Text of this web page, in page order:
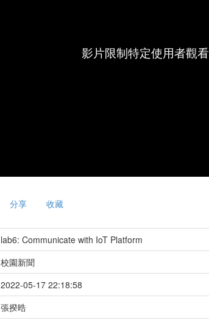
影片限制特定使用者觀
分享 收藏
lab6: Communicate with IoT Platform
校園新聞
2022-05-17 22:18:58
張揆晧